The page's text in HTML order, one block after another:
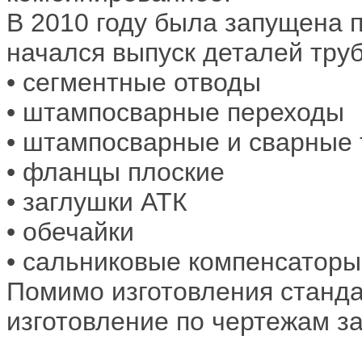
В 2010 году была запущена
начался выпуск деталей
• сегментные отводы
• штампосварные переходы
• штампосварные и сварные
• фланцы плоские
• заглушки АТК
• обечайки
• сальниковые компенсаторы
Помимо изготовления
изготовление по чертежам